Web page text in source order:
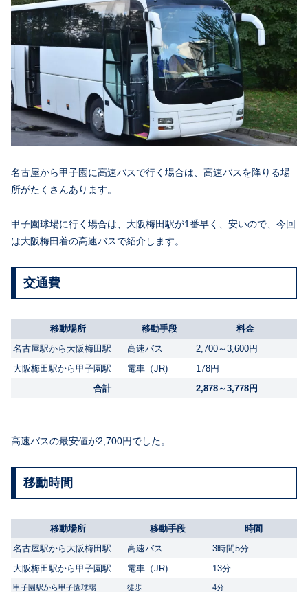
名古屋から甲子園に高速バスで行く場合は、高速バスを降りる場
所がたくさんあります。
甲子園球場に行く場合は、大阪梅田駅が1番早く、安いので、今回
は大阪梅田着の高速バスで紹介します。
交通費
移動場所 移動手段
料金
名古屋駅から大阪梅田駅
高速バス
2,700～3,600円
大阪梅田駅から甲子園駅
電車（JR)
178円
合計
2,878～3,778円
高速バスの最安値が2,700円でした。
移動時間
移動場所 移動手段
時間
名古屋駅から大阪梅田駅
高速バス
3時間5分
大阪梅田駅から甲子園駅
電車（JR) 13分
甲子園駅から甲子園球場 徒歩 4分